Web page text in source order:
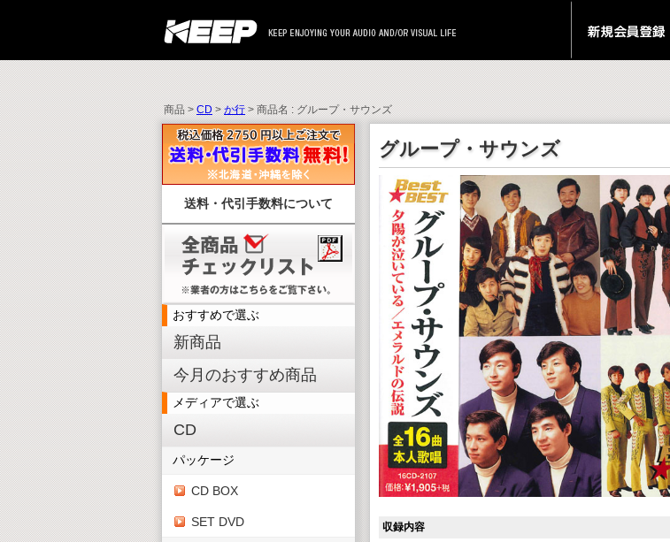
商品 >CD>か行> 商品名 : グループ・サウンズ
送料・代引手数料について
おすすめで選ぶ
新商品
今月のおすすめ商品
メディアで選ぶ
CD
パッケージ
CD BOX
SET DVD
グループ・サウンズ
収録内容